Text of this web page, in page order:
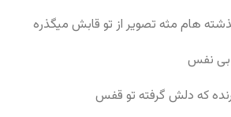
هام مثه تصویر از تو قابش میگذره
نفس
که دلش گرفته تو قفس